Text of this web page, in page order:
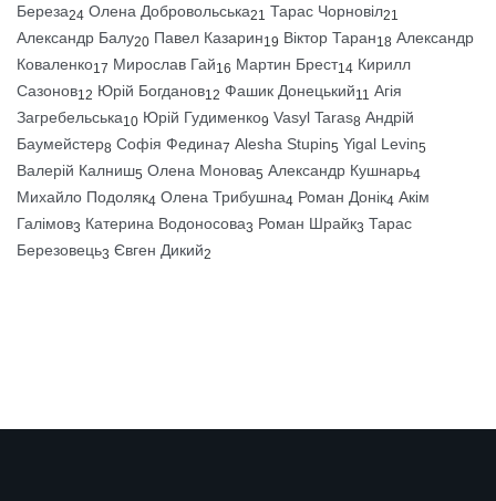
Береза24 Олена Добровольська21 Тарас Чорновіл21
Александр Балу20 Павел Казарин19 Віктор Таран18 Александр
Коваленко17 Мирослав Гай16 Мартин Брест14 Кирилл
Сазонов12 Юрій Богданов12 Фашик Донецький11 Агія
Загребельська10 Юрій Гудименко9 Vasyl Taras8 Андрій
Баумейстер8 Софія Федина7 Alesha Stupin5 Yigal Levin5
Валерій Калниш5 Олена Монова5 Александр Кушнарь4
Михайло Подоляк4 Олена Трибушна4 Роман Донік4 Акім
Галімов3 Катерина Водоносова3 Роман Шрайк3 Тарас
Березовець3 Євген Дикий2